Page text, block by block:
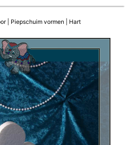
| Piepschuim vormen | Hart